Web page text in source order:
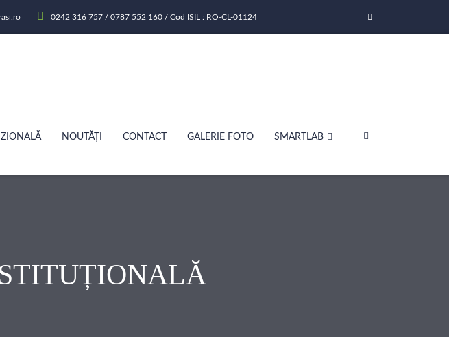
0242 316 757 / 0787 552 160 / Cod ISIL : RO-CL-01124
NOUTĂȚI CONTACT GALERIE FOTO SMARTLAB